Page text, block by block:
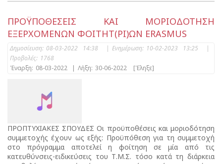
ΠΡΟΫΠΟΘΕΣΕΙΣ ΚΑΙ ΜΟΡΙΟΔΟΤΗΣΗ
ΕΞΕΡΧΟΜΕΝΩΝ ΦΟΙΤΗΤ(ΡΙ)ΩΝ ERASMUS
Δημοσίευση: 08-03-2022 14:38 | Ενημέρωση: 10-02-2023 13:25
|
Προβολές: 1768
Έναρξη: 08-03-2022 | Λήξη: 30-06-2022 [Έληξε]
ΠΡΟΠΤΥΧΙΑΚΕΣ ΣΠΟΥΔΕΣ Οι προϋποθέσεις και μοριοδότηση
συμμετοχής έχουν ως εξής: Προϋπόθεση για τη συμμετοχή
στο πρόγραμμα αποτελεί η φοίτηση σε μία από τις
κατευθύνσεις-ειδικεύσεις του Τ.Μ.Σ. τόσο κατά τη διάρκεια